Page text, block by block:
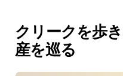
クリークを歩
産を巡る